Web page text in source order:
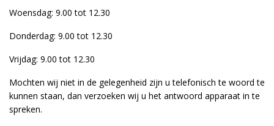
Woensdag: 9.00 tot 12.30
Donderdag: 9.00 tot 12.30
Vrijdag: 9.00 tot 12.30
Mochten wij niet in de gelegenheid zijn u telefonisch te woord te
kunnen staan, dan verzoeken wij u het antwoord apparaat in te
spreken.